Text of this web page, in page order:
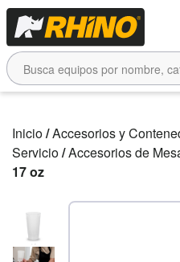
Inicio/Accesorios y
Servicio/Accesorios de
17 oz